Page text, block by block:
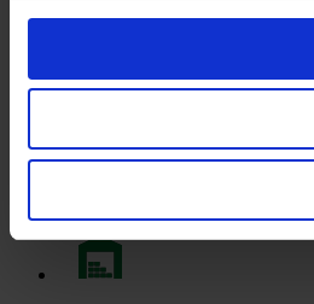
UNIVERSAL MARKER®